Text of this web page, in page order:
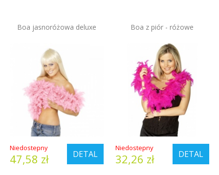
Boa jasnoróżowa deluxe
DETAL
Niedostepny
47,58 zł
Boa z piór - różowe
DETAL
Niedostepny
32,26 zł